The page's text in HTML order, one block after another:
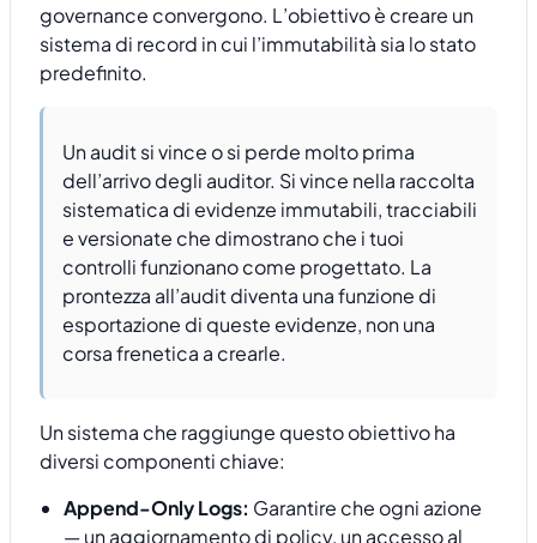
governance convergono. L’obiettivo è creare un
sistema di record in cui l’immutabilità sia lo stato
predefinito.
Un audit si vince o si perde molto prima
dell’arrivo degli auditor. Si vince nella raccolta
sistematica di evidenze immutabili, tracciabili
e versionate che dimostrano che i tuoi
controlli funzionano come progettato. La
prontezza all’audit diventa una funzione di
esportazione di queste evidenze, non una
corsa frenetica a crearle.
Un sistema che raggiunge questo obiettivo ha
diversi componenti chiave:
Append-Only Logs: Garantire che ogni azione
— un aggiornamento di policy, un accesso al